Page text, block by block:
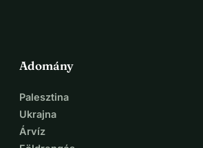
Adomány
Palesztina
Ukrajna
Árvíz